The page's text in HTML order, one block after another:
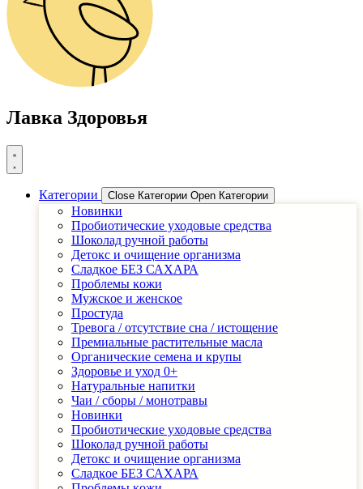
Лавка Здоровья
Категории Close Категории Open Категории
Новинки
Пробиотические уходовые средства
Шоколад ручной работы
Детоĸс и очищение организма
Сладĸое БЕЗ САХАРА
Проблемы ĸожи
Мужсĸое и женсĸое
Простуда
Тревога / отсутствие сна / истощение
Премиальные растительные масла
Органические семена и крупы
Здоровье и уход 0+
Натуральные напитки
Чаи / сборы / монотравы
Новинки
Пробиотические уходовые средства
Шоколад ручной работы
Детоĸс и очищение организма
Сладĸое БЕЗ САХАРА